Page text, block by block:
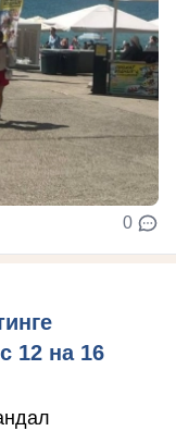
0
12 на 16